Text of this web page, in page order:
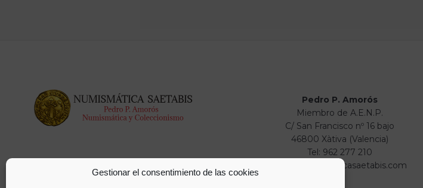
Gestionar el consentimiento de las cookies
Pedro P. Amorós
Miembro de A.E.N.P.
C/ San Francisco nº 16 bajo
46800 Xàtiva (Valencia)
Tel: 962 277 210
info@numismaticasaetabis.com